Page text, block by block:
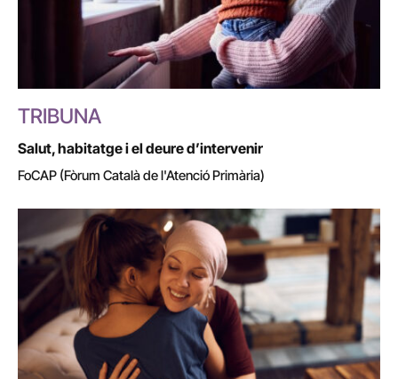
TRIBUNA
Salut, habitatge i el deure d’intervenir
FoCAP (Fòrum Català de l'Atenció Primària)